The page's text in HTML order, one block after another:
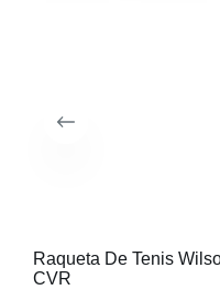
Raqueta De Tenis
CVR